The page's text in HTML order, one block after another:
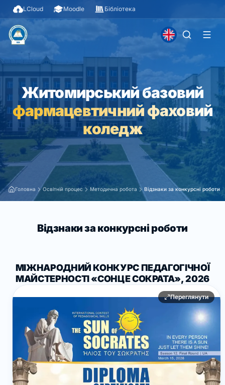
LCloud Moodle Бібліотека
Житомирський базовий
фармацевтичний фаховий
коледж
Головна Освітній процес Методична робота Відзнаки за конкурсні роботи
Відзнаки за конкурсні роботи
МІЖНАРОДНИЙ КОНКУРС ПЕДАГОГІЧНОЇ
МАЙСТЕРНОСТІ «СОНЦЕ СОКРАТА», 2026
Переглянути